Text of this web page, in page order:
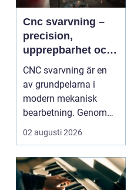
Cnc svarvning –
precision,
upprepbarhet och
smart produktion
CNC svarvning är en
av grundpelarna i
modern mekanisk
bearbetning. Genom
att kombinera
traditio...
02 augusti 2026